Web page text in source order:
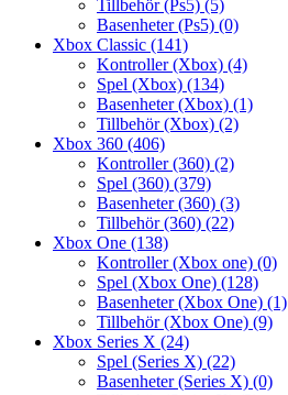
Tillbehör (Ps5) (5)
Basenheter (Ps5) (0)
Xbox Classic (141)
Kontroller (Xbox) (4)
Spel (Xbox) (134)
Basenheter (Xbox) (1)
Tillbehör (Xbox) (2)
Xbox 360 (406)
Kontroller (360) (2)
Spel (360) (379)
Basenheter (360) (3)
Tillbehör (360) (22)
Xbox One (138)
Kontroller (Xbox one) (0)
Spel (Xbox One) (128)
Basenheter (Xbox One) (1)
Tillbehör (Xbox One) (9)
Xbox Series X (24)
Spel (Series X) (22)
Basenheter (Series X) (0)